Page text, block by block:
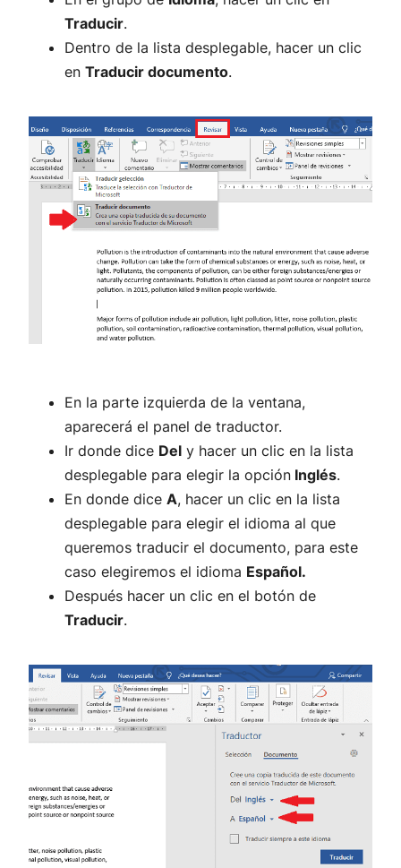
Traducir.
Dentro de la lista desplegable, hacer un clic
en Traducir documento.
En la parte izquierda de la ventana,
aparecerá el panel de traductor.
Ir donde dice Del y hacer un clic en la lista
desplegable para elegir la opción Inglés.
En donde dice A, hacer un clic en la lista
desplegable para elegir el idioma al que
queremos traducir el documento, para este
caso elegiremos el idioma Español.
Después hacer un clic en el botón de
Traducir.